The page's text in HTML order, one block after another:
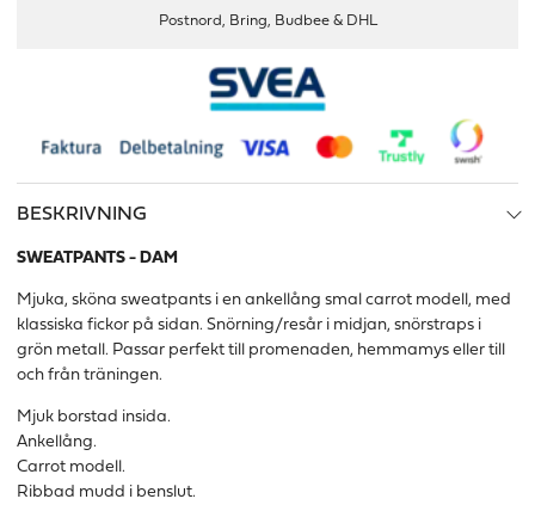
Postnord, Bring, Budbee & DHL
BESKRIVNING
SWEATPANTS - DAM
Mjuka, sköna sweatpants i en ankellång smal carrot modell, med
klassiska fickor på sidan. Snörning/resår i midjan, snörstraps i
grön metall. Passar perfekt till promenaden, hemmamys eller till
och från träningen.
Mjuk borstad insida.
Ankellång.
Carrot modell.
Ribbad mudd i benslut.